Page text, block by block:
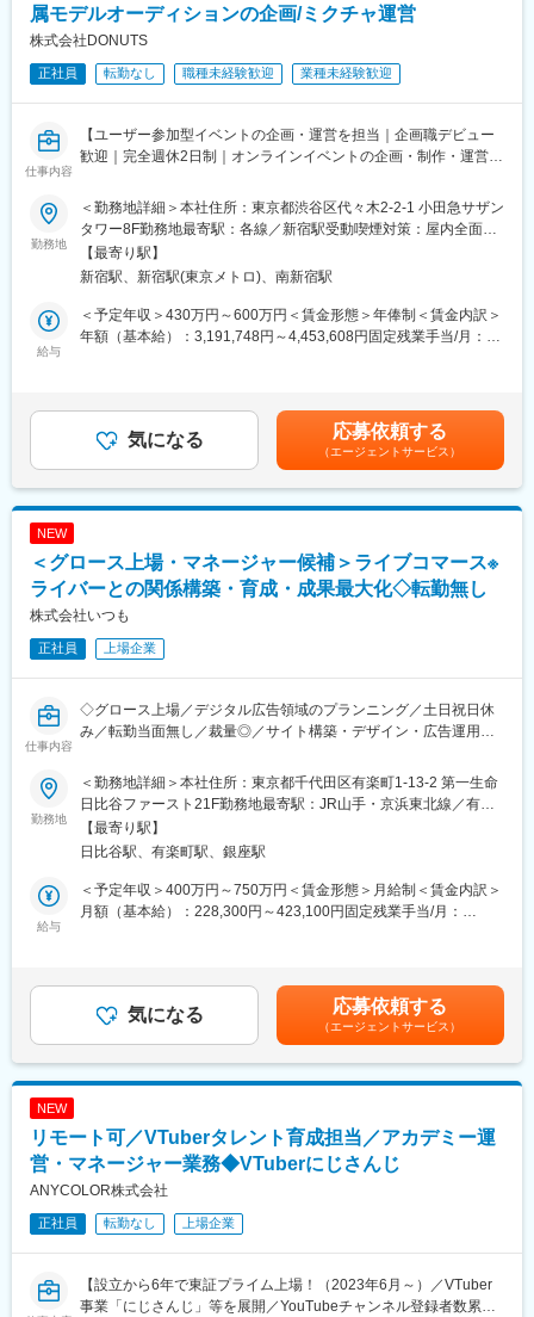
変更の範囲：会社の定める業務
・イラストや映像等制作物の進行管理、クオリティチェック
・ブランディングサポート
ジェクト「NIJISANJI EN」は、YouTube等の動画配信プラットフ
ォームや各SNS等にてインフルエンサー活動を行っています。
■当社の強み：
・VTuber事業「にじさんじプロジェクト」の運営企業で知名度、
勢い共に加速中の企業です。また、英語圏を対象にしたブランド
NIJISANJI ENの運営も行っています。
・新しい業界ですので、古いしがらみはなくフラットに意見を言
いやすい環境です。
・デビューサポート、イベント企画、番組制作、IPコンテンツ、
https://www.anycolor.co.jp/news/ake44w3p26
https://www.anycolor.co.jp/news/byoy55m4dm
属モデルオーディションの企画/ミクチャ運営
株式会社DONUTS
正社員 転勤なし 職種未経験歓迎 業種未経験歓迎
仕事内容
【ユーザー参加型イベントの企画・運営を担当｜企画職デビュー
歓迎｜完全週休2日制｜オンラインイベントの企画・制作・運営を
■仕事内容
ライブ配信・動画サービス「ミクチャ」における各種オンライン
イベントの企画・運営業務を担当いただきます。ユーザー参加型
キャンペーンや企業とのプロモーション企画など、多様なイベン
トの制作から運営まで一貫して携わるポジションです。
■業務内容
取引先との打ち合わせ、調整業務
関連施策のディレクション
数値管理（予算・実績管理）
応じて企画立案業務を担当いただきます。
■イベント例
ユーザー参加型キャンペーン
音楽・エンターテインメント関連企画
オンラインコンテスト・エントリー企画
中途入社社員が多数在籍しており、異業種から転職したメンバー
も活躍しています。
＞前職例
商品企画
金融機関窓口業務
イベント運営
エンターテインメント関連企業
■サービスについて
ミクチャは国内累計1,800万ユーザーを有するライブ配信・動画サ
ントなど、多様なデジタルコンテンツの企画・運営を通じて、ユ
変更の範囲：会社の定める業務
勤務地
＜勤務地詳細＞本社住所：東京都渋谷区代々木2-2-1 小田急サザン
タワー8F勤務地最寄駅：各線／新宿駅受動喫煙対策：屋内全面禁
煙変更の範囲：会社の定める事業所
【最寄り駅】
新宿駅、新宿駅(東京メトロ)、南新宿駅
給与
＜予定年収＞430万円～600万円＜賃金形態＞年俸制＜賃金内訳＞
年額（基本給）：3,191,748円～4,453,608円固定残業手当/月：
給与補足＞※給与詳細は、前職のご経験とスキルにもとづき、決定
します。■給与改定：年2回（4月、10月）賃金はあくまでも目安
の金額であり、選考を通じて上下する可能性があります。月給(月
額)は固定手当を含めた表記です。
気になる 応募依頼する
（エージェントサービス）
NEW
＜グロース上場・マネージャー候補＞ライブコマース※
ライバーとの関係構築・育成・成果最大化◇転勤無し
株式会社いつも
正社員 上場企業
仕事内容
◇グロース上場／デジタル広告領域のプランニング／土日祝日休
み／転勤当面無し／裁量◎／サイト構築・デザイン・広告運用・
経が選ぶ「プラチナ企業」100選に選出◇
■募集背景：
◇今回、日本最大級のライブコマースアプリを当社がM&Aを行
い、子会社としてグループ経営を行っております。
◇当社はECを「売上をつくる本質的なマーケティング」と位置づ
け、企業の事業成長を包括的にサポートし､アプリ運営に加えて､
今後さらなるライブコマース・ソーシャルコマースの市場の拡大
◇本ポジションは､グループ運営するライブコマースプラットフォ
ームにおいて、ライバー（配信者）との関係構築・育成・成果最
大化を担っていただくポジションです。
◆具体的な業務内容
（1） ライバーとの関係構築・伴走支援
・ライバーへのオンボーディング
・月間目標・パフォーマンスに応じた運用サポート／アドバイス
・ライバーの悩みや状況に応じたコミュニケーション設計・心理
ョン
（2） 配信コンテンツのクオリティ向上
勤務地
＜勤務地詳細＞本社住所：東京都千代田区有楽町1-13-2 第一生命
日比谷ファースト21F勤務地最寄駅：JR山手・京浜東北線／有楽
町駅受動喫煙対策：屋内全面禁煙
【最寄り駅】
日比谷駅、有楽町駅、銀座駅
給与
＜予定年収＞400万円～750万円＜賃金形態＞月給制＜賃金内訳＞
月額（基本給）：228,300円～423,100円固定残業手当/月：
経験・能力・前職を考慮し、当社規定により優遇■賞与：年2回
（6月・12月）■給与改定：年2回賃金はあくまでも目安の金額で
あり、選考を通じて上下する可能性があります。月給(月額)は固定
手当を含めた表記です。
気になる 応募依頼する
（エージェントサービス）
NEW
リモート可／VTuberタレント育成担当／アカデミー運
営・マネージャー業務◆VTuberにじさんじ
ANYCOLOR株式会社
正社員 転勤なし 上場企業
【設立から6年で東証プライム上場！（2023年6月～）／VTuber
事業「にじさんじ」等を展開／YouTubeチャンネル登録者数累計